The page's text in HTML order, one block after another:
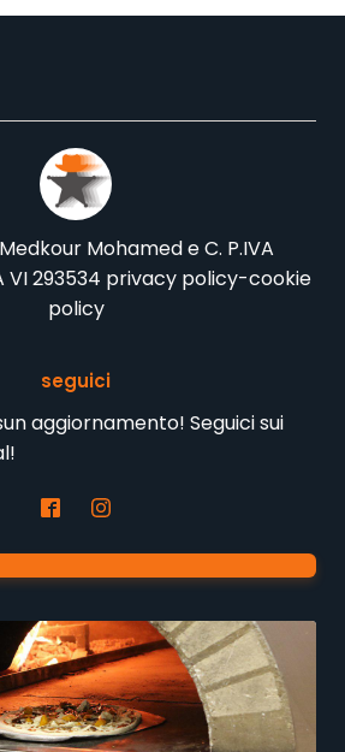
Mohamed e C. P.IVA
VI 293534 privacy policy-cookie
policy
seguici
aggiornamento! Seguici sui